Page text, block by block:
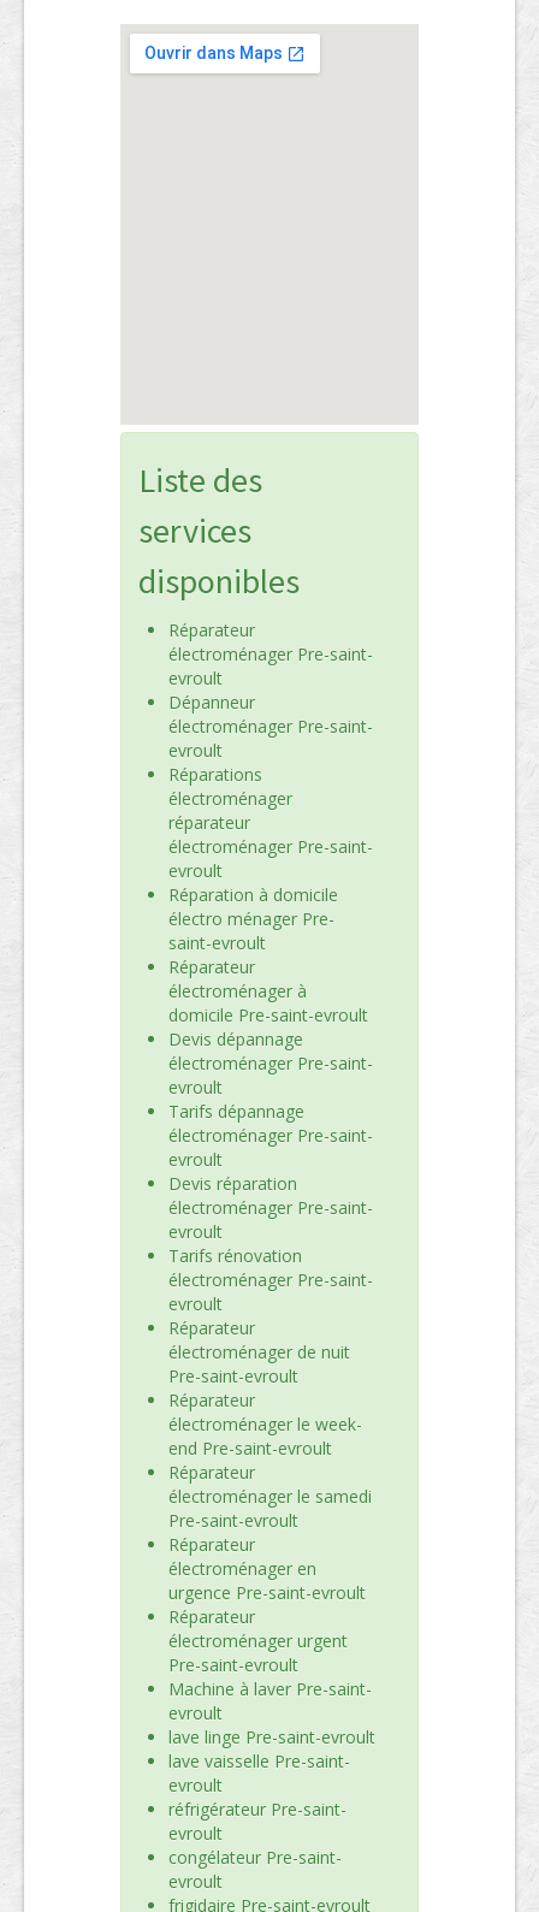
Liste des
services
disponibles
Réparateur
électroménager Pre-saint-
evroult
Dépanneur
électroménager Pre-saint-
evroult
Réparations
électroménager
réparateur
électroménager Pre-saint-
evroult
Réparation à domicile
électro ménager Pre-
saint-evroult
Réparateur
électroménager à
domicile Pre-saint-evroult
Devis dépannage
électroménager Pre-saint-
evroult
Tarifs dépannage
électroménager Pre-saint-
evroult
Devis réparation
électroménager Pre-saint-
evroult
Tarifs rénovation
électroménager Pre-saint-
evroult
Réparateur
électroménager de nuit
Pre-saint-evroult
Réparateur
électroménager le week-
end Pre-saint-evroult
Réparateur
électroménager le samedi
Pre-saint-evroult
Réparateur
électroménager en
urgence Pre-saint-evroult
Réparateur
électroménager urgent
Pre-saint-evroult
Machine à laver Pre-saint-
evroult
lave linge Pre-saint-evroult
lave vaisselle Pre-saint-
evroult
réfrigérateur Pre-saint-
evroult
congélateur Pre-saint-
evroult
frigidaire Pre-saint-evroult